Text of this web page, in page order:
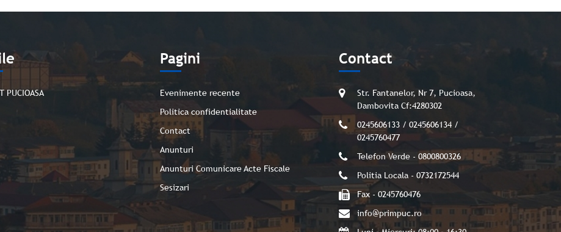
PUCIOASA
Pagini
Evenimente recente
Politica confidentialitate
Contact
Anunturi
Anunturi Comunicare Acte Fiscale
Sesizari
Contact
Str. Fantanelor, Nr 7, Pucioasa,
Dambovita Cf:4280302
0245606133 / 0245606134 /
0245760477
Telefon Verde - 0800800326
Politia Locala - 0732172544
Fax - 0245760476
info@primpuc.ro